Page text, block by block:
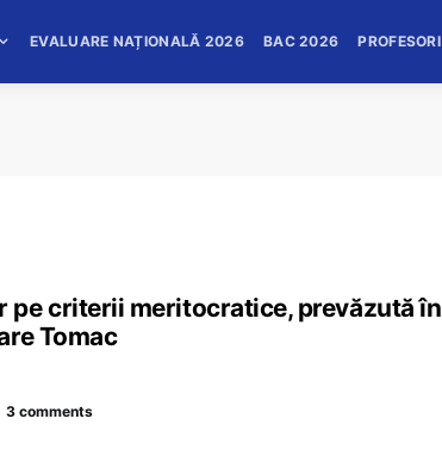
EVALUARE NAȚIONALĂ 2026 BAC 2026 PROFESORI
pe criterii meritocratice, prevăzută în
Tomac
3 comments